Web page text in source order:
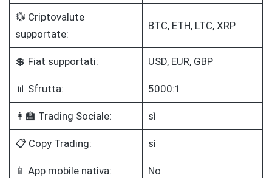
💱 Criptovalute
supportate:
BTC, ETH, LTC, XRP
💲 Fiat supportati: USD, EUR, GBP
📊 Sfrutta: 5000:1
👩‍🏫 Trading Sociale: sì
📋 Copy Trading: sì
📱 App mobile nativa: No